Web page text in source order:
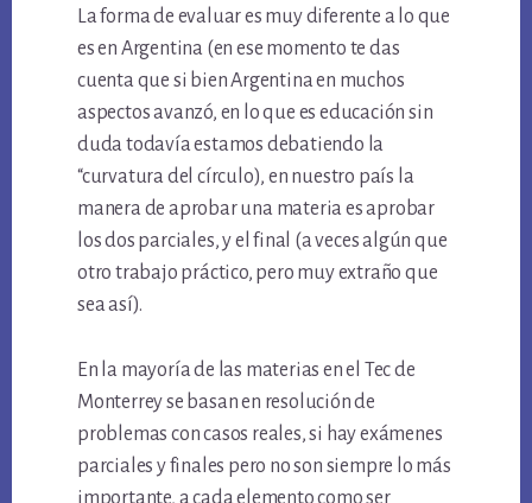
La forma de evaluar es muy diferente a lo que
es en Argentina (en ese momento te das
cuenta que si bien Argentina en muchos
aspectos avanzó, en lo que es educación sin
duda todavía estamos debatiendo la
“curvatura del círculo), en nuestro país la
manera de aprobar una materia es aprobar
los dos parciales, y el final (a veces algún que
otro trabajo práctico, pero muy extraño que
sea así).
En la mayoría de las materias en el Tec de
Monterrey se basan en resolución de
problemas con casos reales, si hay exámenes
parciales y finales pero no son siempre lo más
importante, a cada elemento como ser